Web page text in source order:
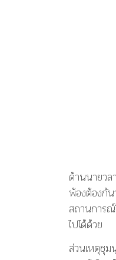
ด้านนายวล
พ้องต้องกัน
สถานการณ์
ไปได้ด้วย
ส่วนเหตุชุม